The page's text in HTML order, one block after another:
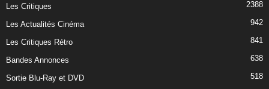
Les Critiques 2388
Les Actualités Cinéma 942
Les Critiques Rétro 841
Bandes Annonces 638
Sortie Blu-Ray et DVD 518